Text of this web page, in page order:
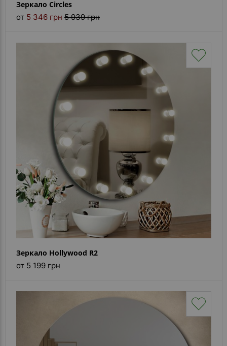
Зеркало Circles
от 5 346 грн 5 939 грн
Зеркало Hollywood R2
от 5 199 грн